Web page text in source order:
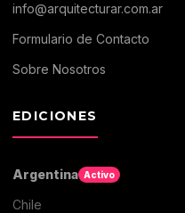
info@arquitecturar.com.ar
Formulario de Contacto
Sobre Nosotros
EDICIONES
Argentina Activo
Chile